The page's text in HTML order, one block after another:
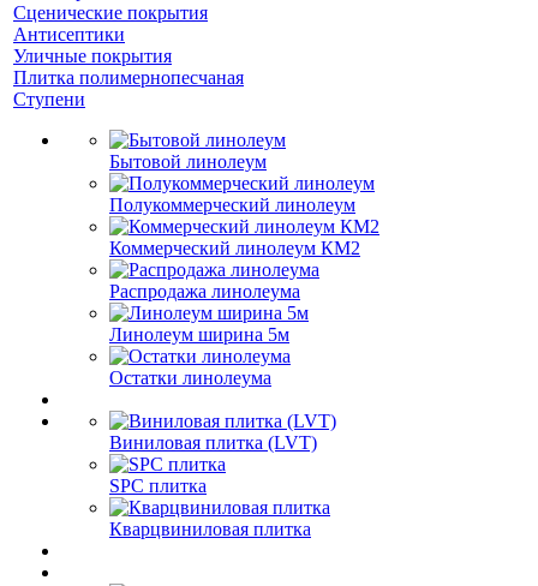
Сценические покрытия
Антисептики
Уличные покрытия
Плитка полимернопесчаная
Ступени
Бытовой линолеум
Полукоммерческий линолеум
Коммерческий линолеум КМ2
Распродажа линолеума
Линолеум ширина 5м
Остатки линолеума
Виниловая плитка (LVT)
SPC плитка
Кварцвиниловая плитка